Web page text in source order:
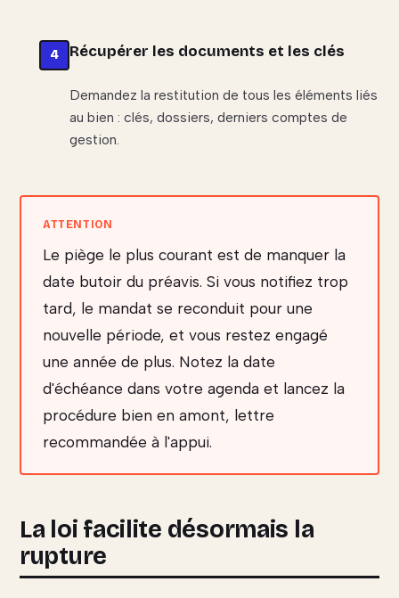
Récupérer les documents et les clés
Demandez la restitution de tous les éléments liés
au bien : clés, dossiers, derniers comptes de
gestion.
Le piège le plus courant est de manquer la
date butoir du préavis. Si vous notifiez trop
tard, le mandat se reconduit pour une
nouvelle période, et vous restez engagé
une année de plus. Notez la date
d'échéance dans votre agenda et lancez la
procédure bien en amont, lettre
recommandée à l'appui.
La loi facilite désormais la
rupture